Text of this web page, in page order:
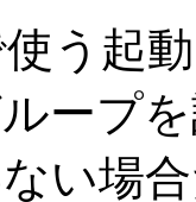
う起
ープ
い場